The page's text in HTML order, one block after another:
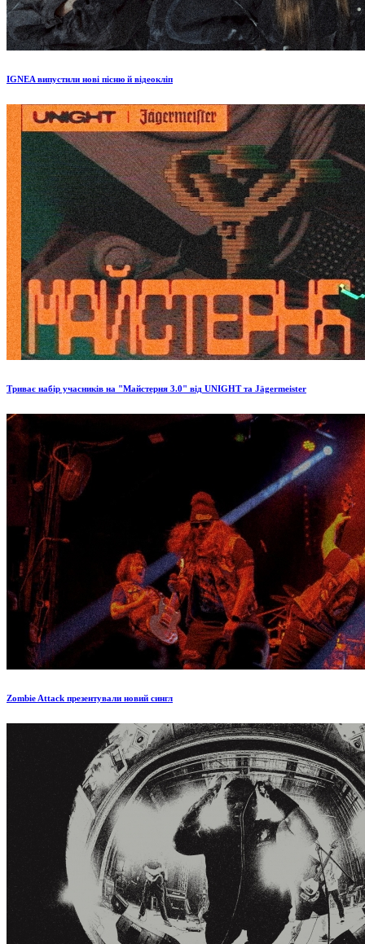
IGNEA випустили нові пісню й відеокліп
Триває набір учасників на "Майстерня 3.0" від UNIGHT та Jägermeister
Zombie Attack презентували новий сингл